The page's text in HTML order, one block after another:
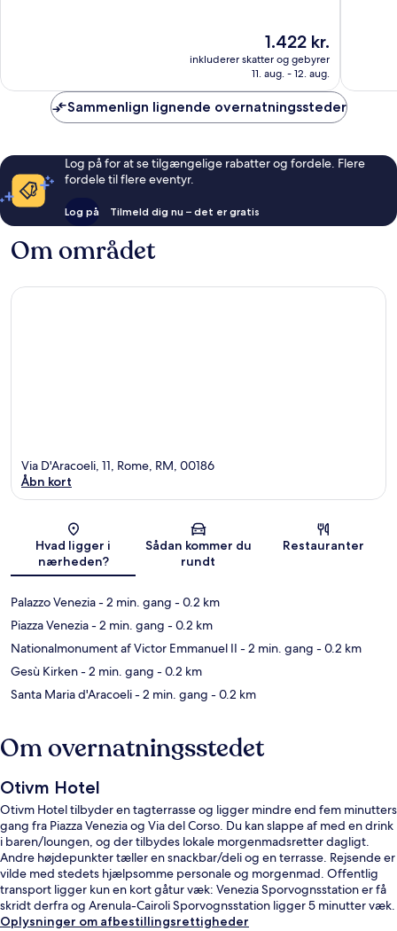
Prisen
1.422 kr.
1.422 kr.
inkluderer skatter og gebyrer
11. aug. - 12. aug.
Sammenlign lignende overnatningssteder
Log på for at se tilgængelige rabatter og fordele. Flere
fordele til flere eventyr.
Log på Tilmeld dig nu – det er gratis
Om området
Kort
Via D'Aracoeli, 11, Rome, RM, 00186
Åbn kort
Hvad ligger i
nærheden?
Sådan kommer du
rundt
Restauranter
Palazzo Venezia- 2 min. gang - 0.2 km
Piazza Venezia- 2 min. gang - 0.2 km
Nationalmonument af Victor Emmanuel II - 2 min. gang - 0.2 km
Gesù Kirken- 2 min. gang - 0.2 km
Santa Maria d'Aracoeli- 2 min. gang - 0.2 km
Om overnatningsstedet
Otivm Hotel
Otivm Hotel tilbyder en tagterrasse og ligger mindre end fem minutters
gang fra Piazza Venezia og Via del Corso. Du kan slappe af med en drink
i baren/loungen, og der tilbydes lokale morgenmadsretter dagligt.
Andre højdepunkter tæller en snackbar/deli og en terrasse. Rejsende er
vilde med stedets hjælpsomme personale og morgenmad. Offentlig
transport ligger kun en kort gåtur væk: Venezia Sporvognsstation er få
skridt derfra og Arenula-Cairoli Sporvognsstation ligger 5 minutter væk.
Oplysninger om afbestillingsrettigheder